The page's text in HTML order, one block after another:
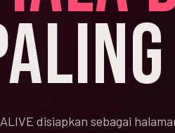
disiapkan sebagai